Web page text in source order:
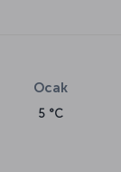
Ocak
5 °C